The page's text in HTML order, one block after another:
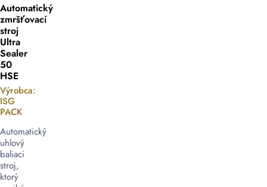
Automatický
zmršťovací
stroj
Ultra
Sealer
50
HSE
Výrobca:
ISG
PACK
Automatický
uhlový
baliaci
stroj,
ktorý